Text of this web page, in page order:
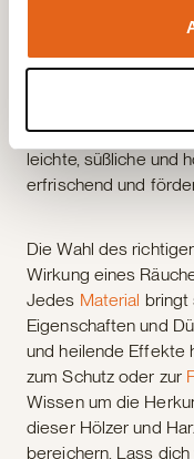
Birkenholz (Betula
der Gattung Betula,
Birkenholz zur
Förderung von
leichte, süßliche und
erfrischend und
Die Wahl des
Wirkung eines
Jedes Material bringt
Eigenschaften und
und heilende Effekte
zum Schutz oder zur
Wissen um die
dieser Hölzer und
bereichern. Lass